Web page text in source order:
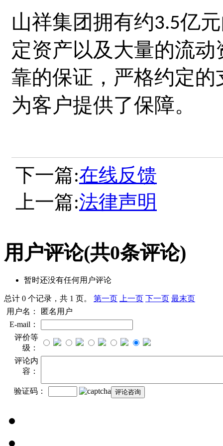
山祥集团拥有约3.5亿
定资产以及大量的流
靠的保证，严格约定
为客户提供了保障。
下一篇:在线反馈
上一篇:法律声明
用户评论(共0条评论)
暂时还没有任何用户评论
总计 0 个记录，共 1 页。 第一页 上一页 下一页 最末页
用户名：
匿名用户
E-mail：
评价等
级：
评论内
容：
验证码：